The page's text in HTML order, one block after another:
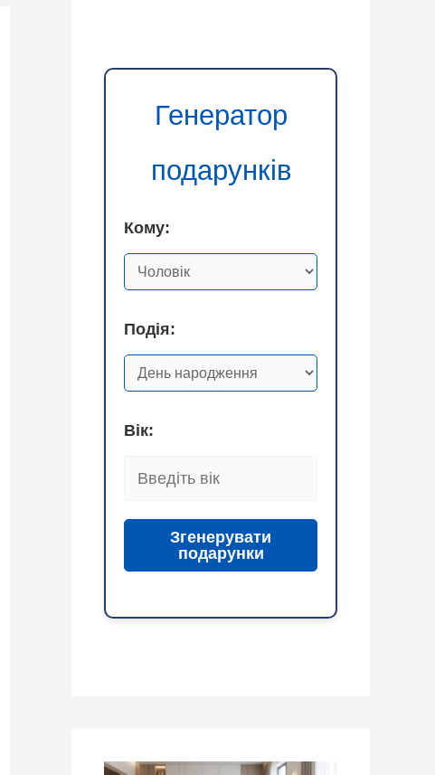
Генератор
подарунків
Кому:
Подія:
Вік:
Згенерувати
подарунки